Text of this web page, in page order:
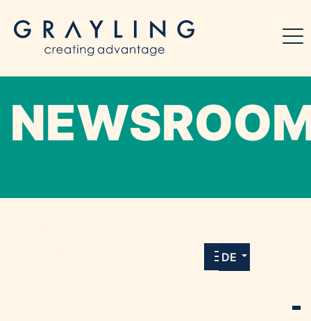
allen Meldungen und Downloads unserer
DE